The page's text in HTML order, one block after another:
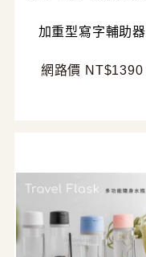
加重型寫字輔助器
網路價 NT$1390